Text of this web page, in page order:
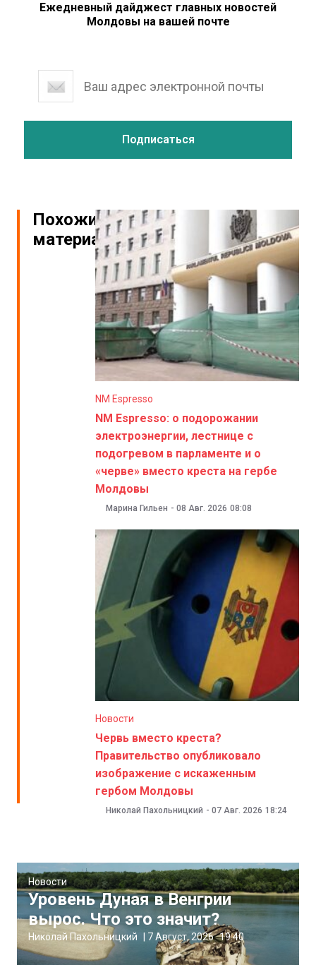
Ежедневный дайджест главных новостей
Молдовы на вашей почте
Похожие
материалы
NM Espresso
NM Espresso: о подорожании
электроэнергии, лестнице с
подогревом в парламенте и о
«черве» вместо креста на гербе
Молдовы
Марина Гильен - 08 Авг. 2026 08:08
Новости
Червь вместо креста?
Правительство опубликовало
изображение с искаженным
гербом Молдовы
Николай Пахольницкий - 07 Авг. 2026 18:24
Новости
Уровень Дуная в Венгрии
вырос. Что это значит?
Николай Пахольницкий 7 Август, 2026 19:40